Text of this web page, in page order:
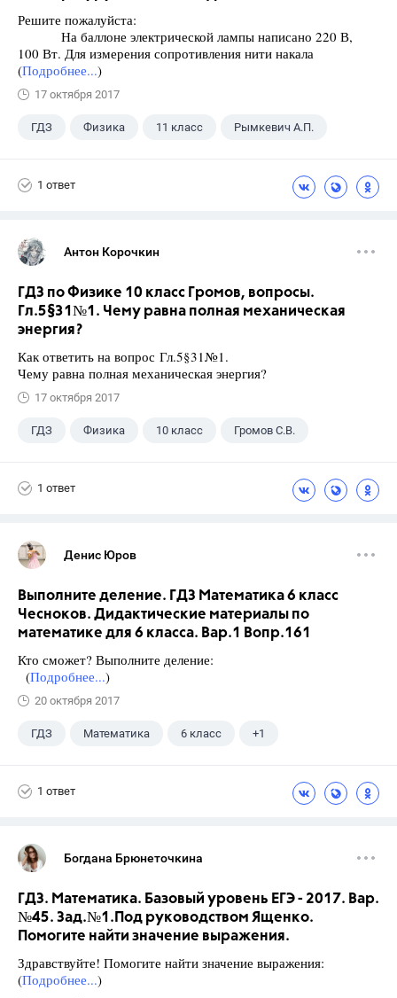
Решите пожалуйста:
На баллоне электрической лампы написано 220 В,
100 Вт. Для измерения сопротивления нити накала
(Подробнее...)
17 октября 2017
ГДЗ Физика 11 класс Рымкевич А.П.
1 ответ
Антон Корочкин
ГДЗ по Физике 10 класс Громов, вопросы.
Гл.5§31№1. Чему равна полная механическая
энергия?
Как ответить на вопрос Гл.5§31№1.
Чему равна полная механическая энергия?
17 октября 2017
ГДЗ Физика 10 класс Громов С.В.
1 ответ
Денис Юров
Выполните деление. ГДЗ Математика 6 класс
Чесноков. Дидактические материалы по
математике для 6 класса. Вар.1 Вопр.161
Кто сможет? Выполните деление:
(Подробнее...)
20 октября 2017
ГДЗ Математика 6 класс +1
1 ответ
Богдана Брюнеточкина
ГДЗ. Математика. Базовый уровень ЕГЭ - 2017. Вар.
№45. Зад.№1.Под руководством Ященко.
Помогите найти значение выражения.
Здравствуйте! Помогите найти значение выражения:
(Подробнее...)